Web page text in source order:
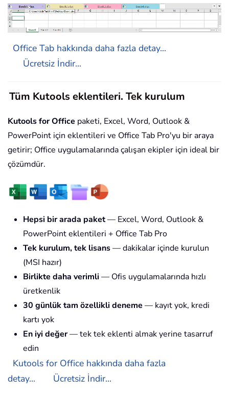
Office Tab hakkında daha fazla detay...
Ücretsiz İndir...
Tüm Kutools eklentileri. Tek kurulum
Kutools for Office paketi, Excel, Word, Outlook &
PowerPoint için eklentileri ve Office Tab Pro'yu bir araya
getirir; Office uygulamalarında çalışan ekipler için ideal bir
çözümdür.
Hepsi bir arada paket— Excel, Word, Outlook &
PowerPoint eklentileri + Office Tab Pro
Tek kurulum, tek lisans— dakikalar içinde kurulun
(MSI hazır)
Birlikte daha verimli — Ofis uygulamalarında hızlı
üretkenlik
30 günlük tam özellikli deneme — kayıt yok, kredi
kartı yok
En iyi değer— tek tek eklenti almak yerine tasarruf
edin
Kutools for Office hakkında daha fazla
detay...
Ücretsiz İndir...